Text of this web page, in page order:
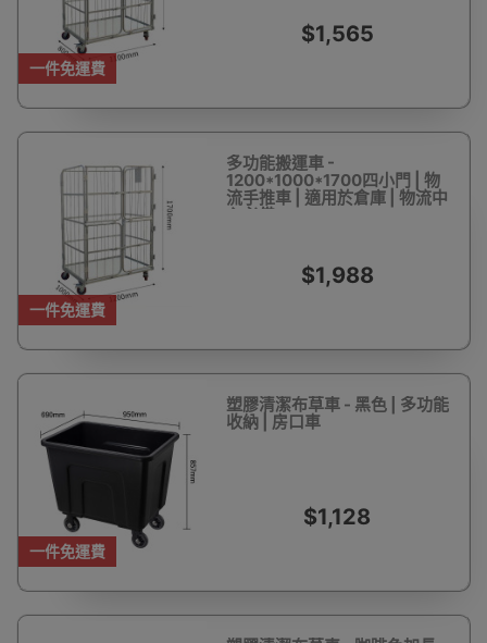
一件免運費
$1,565
一件免運費
多功能搬運車 -
1200*1000*1700四小門 | 物
流手推車 | 適用於倉庫 | 物流中
心必備
$1,988
一件免運費
塑膠清潔布草車 - 黑色 | 多功能
收納 | 房口車
$1,128